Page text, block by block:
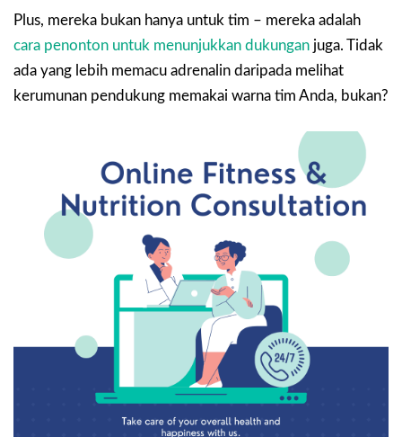
Plus, mereka bukan hanya untuk tim – mereka adalah
cara penonton untuk menunjukkan dukungan juga. Tidak
ada yang lebih memacu adrenalin daripada melihat
kerumunan pendukung memakai warna tim Anda, bukan?